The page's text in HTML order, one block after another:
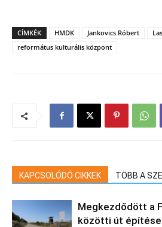
CÍMKÉK HMDK Jankovics Róbert
református kulturális központ
KAPCSOLÓDÓ CIKKEK TÖBB A
Megkezdődött a
közötti út építése